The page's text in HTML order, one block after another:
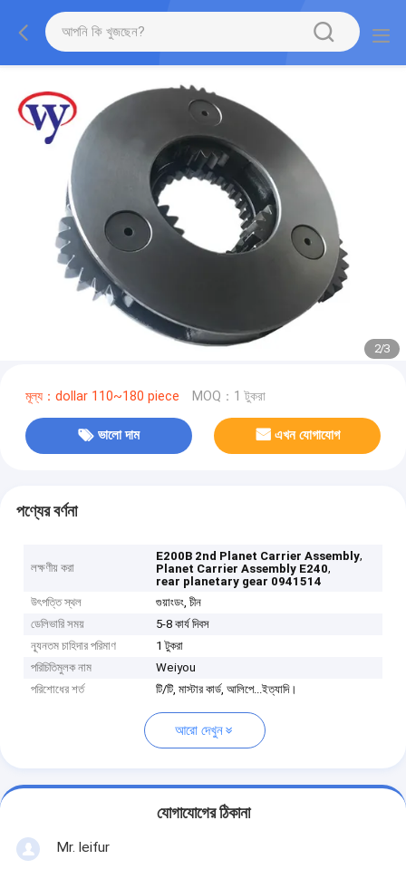
2/3
মূল্য：dollar 110~180 piece MOQ：1 টুকরা
ভালো দাম এখন যোগাযোগ
পণ্যের বর্ণনা
লক্ষণীয় করা
E200B 2nd Planet Carrier Assembly,
Planet Carrier Assembly E240,
rear planetary gear 0941514
উৎপত্তি স্থল
গুয়াংডং, চীন
ডেলিভারি সময়
5-8 কার্য দিবস
ন্যূনতম চাহিদার পরিমাণ
1 টুকরা
পরিচিতিমুলক নাম
Weiyou
পরিশোধের শর্ত
টি/টি, মাস্টার কার্ড, আলিপে...ইত্যাদি।
আরো দেখুন
যোগাযোগের ঠিকানা
Mr. leifur